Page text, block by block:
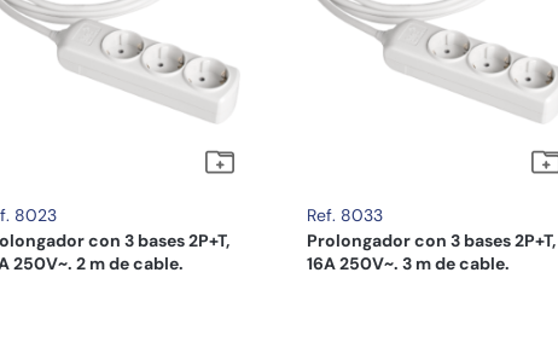
8023
con 3 bases 2P+T,
250V~. 2 m de cable.
Ref. 8033
Prolongador con 3 bases 2P+T,
16A 250V~. 3 m de cable.